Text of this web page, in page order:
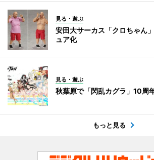
見る・遊ぶ
安田大サーカス「クロちゃん
ュア化
見る・遊ぶ
秋葉原で「閃乱カグラ」10周
もっと見る